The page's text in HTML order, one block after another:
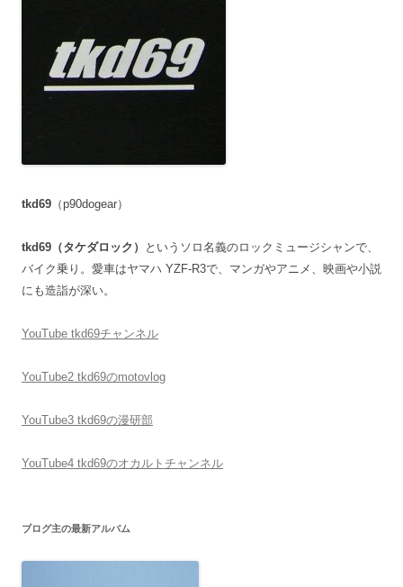
tkd69 （p90dogear）
tkd69（タケダロック）
というソロ名義のロックミュージシャンで、
バイク乗り。愛車はヤマハ YZF-R3で、マンガやアニメ、映画や小説
にも造詣が深い。
YouTube tkd69チャンネル
YouTube2 tkd69のmotovlog
YouTube3 tkd69の漫研部
YouTube4 tkd69のオカルトチャンネル
ブログ主の最新アルバム